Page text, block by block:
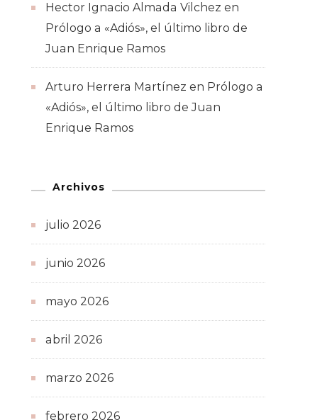
Hector Ignacio Almada Vilchez en
Prólogo a «Adiós», el último libro de
Juan Enrique Ramos
Arturo Herrera Martínez en Prólogo a
«Adiós», el último libro de Juan
Enrique Ramos
Archivos
julio 2026
junio 2026
mayo 2026
abril 2026
marzo 2026
febrero 2026